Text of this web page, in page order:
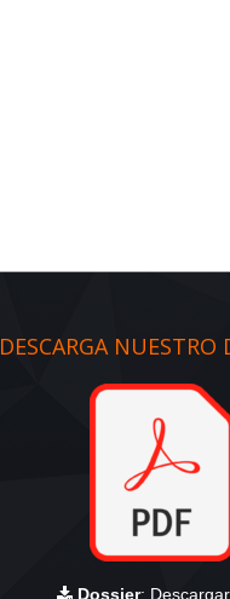
DESCARGA NUESTRO
Dossier: